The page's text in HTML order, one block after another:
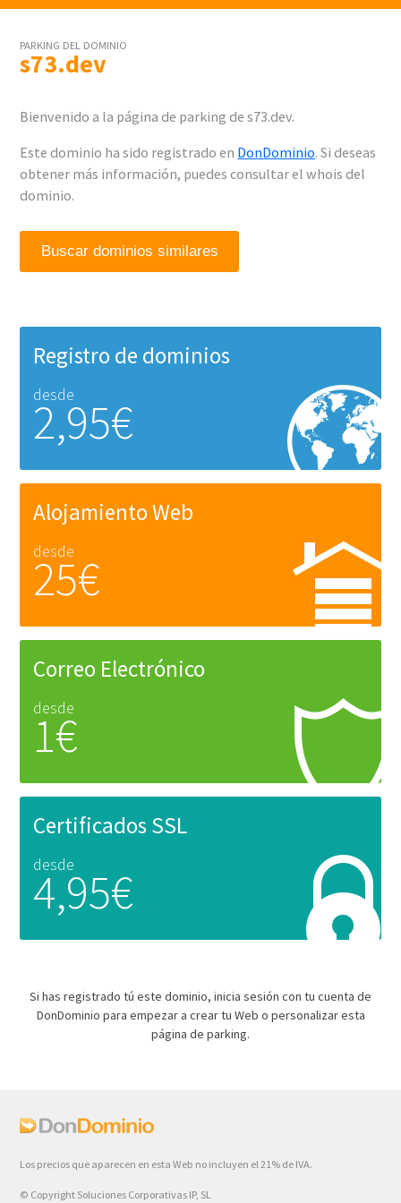
PARKING DEL DOMINIO
s73.dev
Bienvenido a la página de parking de s73.dev.
Este dominio ha sido registrado en DonDominio. Si deseas
obtener más información, puedes consultar el whois del
dominio.
Buscar dominios similares
Registro de dominios
desde
2,95€
Alojamiento Web
desde
25€
Correo Electrónico
desde
1€
Certificados SSL
desde
4,95€
Si has registrado tú este dominio, inicia sesión con tu cuenta de
DonDominio para empezar a crear tu Web o personalizar esta
página de parking.
Los precios que aparecen en esta Web no incluyen el 21% de IVA.
© Copyright Soluciones Corporativas IP, SL